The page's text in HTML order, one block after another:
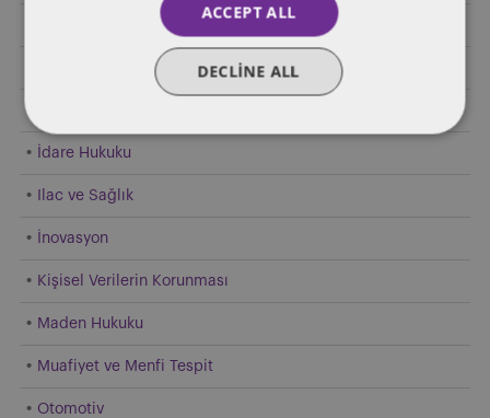
Hakim Durumun Kötüye Kullanılması
Hızlı Tüketim Malları
İdare Hukuku
Ilac ve Sağlık
İnovasyon
Kişisel Verilerin Korunması
Maden Hukuku
Muafiyet ve Menfi Tespit
Otomotiv
ACCEPT ALL
DECLINE ALL